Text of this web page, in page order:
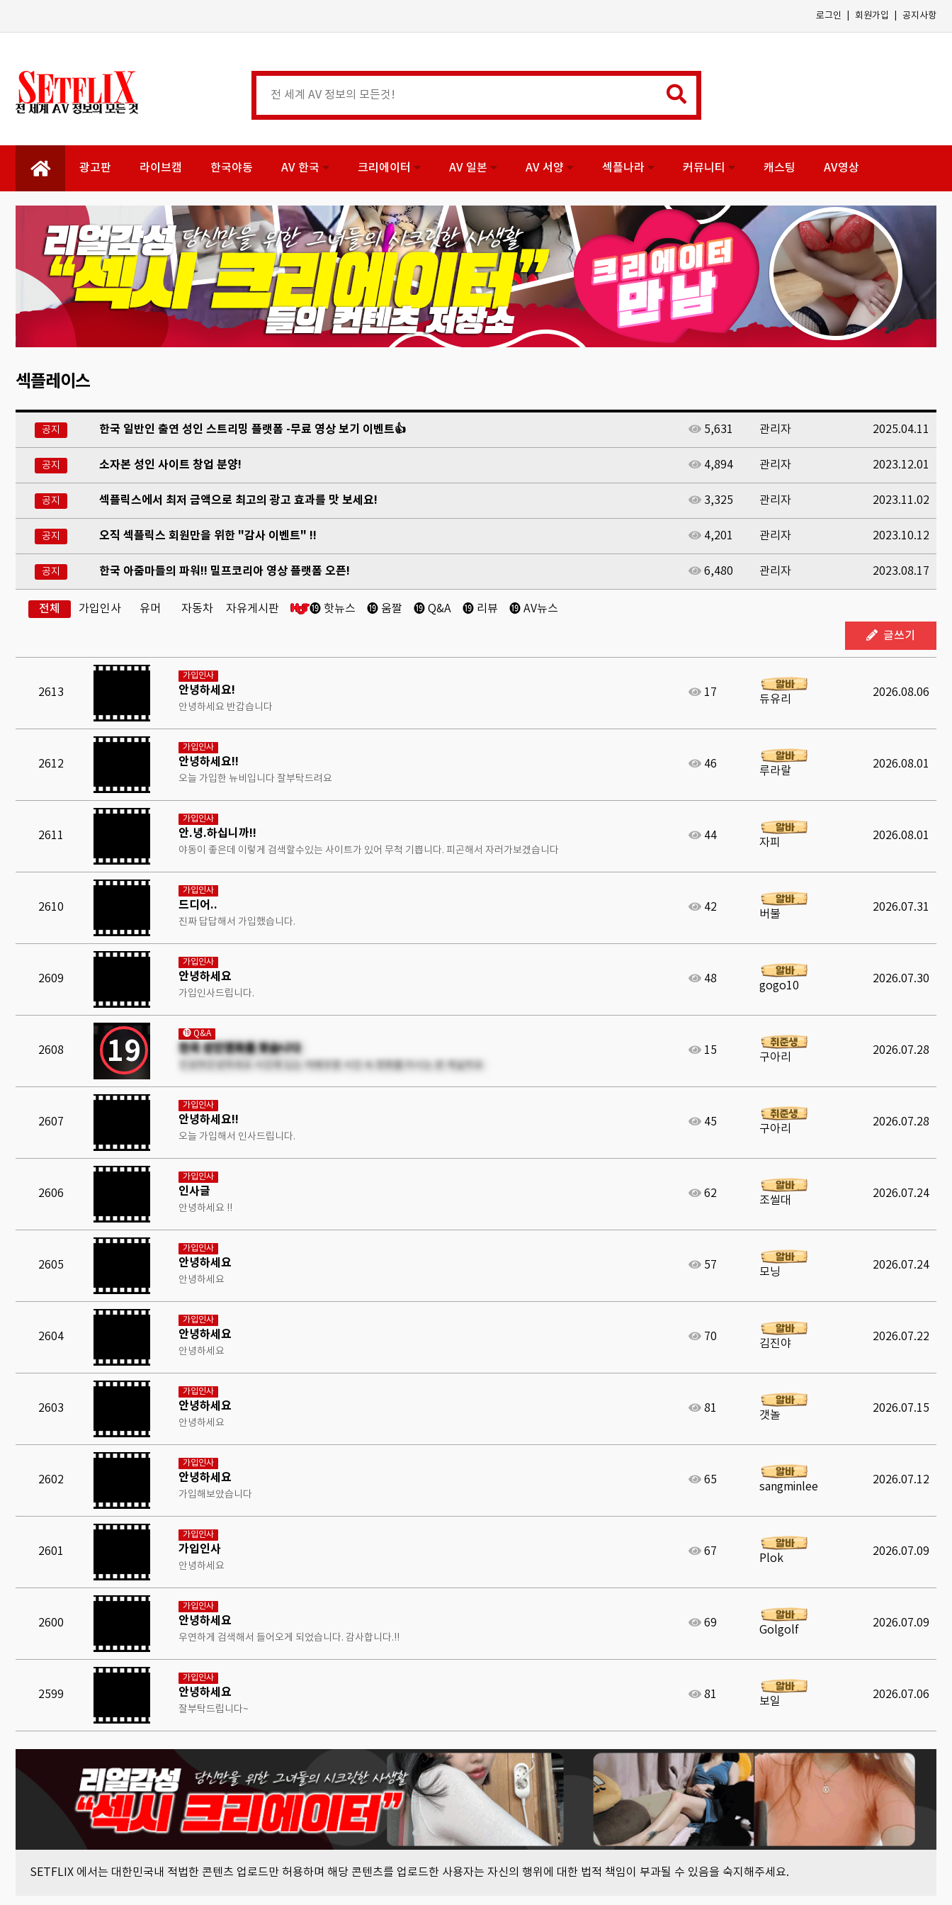
로그인 회원가입 공지사항
광고판 라이브캠 한국야동 AV 한국 크리에이터 AV 일본 AV 서양 섹플나라 커뮤니티 캐스팅 AV영상
섹플레이스
공지 한국 일반인 출연 성인 스트리밍 플랫폼 -무료 영상 보기 이벤트👍 5,631 관리자 2025.04.11
공지 소자본 성인 사이트 창업 분양! 4,894 관리자 2023.12.01
공지 섹플릭스에서 최저 금액으로 최고의 광고 효과를 맛 보세요! 3,325 관리자 2023.11.02
공지 오직 섹플릭스 회원만을 위한 "감사 이벤트" !! 4,201 관리자 2023.10.12
공지 한국 아줌마들의 파워!! 밀프코리아 영상 플랫폼 오픈! 6,480 관리자 2023.08.17
전체 가입인사 유머 자동차 자유게시판 ⓳ 핫뉴스 ⓳ 움짤 ⓳ Q&A ⓳ 리뷰 ⓳ AV뉴스
글쓰기
2613
가입인사
안녕하세요!
안녕하세요 반갑습니다
17
듀유리
2026.08.06
2612
가입인사
안녕하세요!!
오늘 가입한 뉴비입니다 잘부탁드려요
46
루라랄
2026.08.01
2611
가입인사
안.녕.하십니까!!
야동이 좋은데 이렇게 검색할수있는 사이트가 있어 무척 기쁩니다. 피곤해서 자러가보겠습니다
44
자피
2026.08.01
2610
가입인사
드디어..
진짜 답답해서 가입했습니다.
42
버불
2026.07.31
2609
가입인사
안녕하세요
가입인사드립니다.
48
gogo10
2026.07.30
2608 19
⓳ Q&A
한국 성인영화를 찾습니다
안녕하안녕하세요 사진에 있는 여배우랑 사진 속 영화를 아시는 분 계실까요
15
구아리
2026.07.28
2607
가입인사
안녕하세요!!
오늘 가입해서 인사드립니다.
45
구아리
2026.07.28
2606
가입인사
인사글
안녕하세요 !!
62
조씰대
2026.07.24
2605
가입인사
안녕하세요
안녕하세요
57
모닝
2026.07.24
2604
가입인사
안녕하세요
안녕하세요
70
김진야
2026.07.22
2603
가입인사
안녕하세요
안녕하세요
81
갯놀
2026.07.15
2602
가입인사
안녕하세요
가입해보았습니다
65
sangminlee
2026.07.12
2601
가입인사
가입인사
안녕하세요
67
Plok
2026.07.09
2600
가입인사
안녕하세요
우연하게 검색해서 들어오게 되었습니다. 감사합니다.!!
69
Golgolf
2026.07.09
2599
가입인사
안녕하세요
잘부탁드립니다~
81
보일
2026.07.06
SETFLIX 에서는 대한민국내 적법한 콘텐츠 업로드만 허용하며 해당 콘텐츠를 업로드한 사용자는 자신의 행위에 대한 법적 책임이 부과될 수 있음을 숙지해주세요.